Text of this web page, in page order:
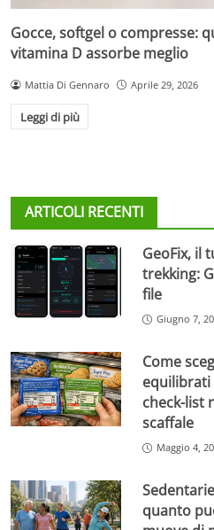
Gocce, softgel o compresse:
vitamina D assorbe meglio
Mattia Di Gennaro Aprile 29, 2026
Leggi di più
ARTICOLI RECENTI
GeoFix, il
trekking:
file
Giugno 7,
Come
equilibrati
check-list
scaffale
Maggio 4,
quanto